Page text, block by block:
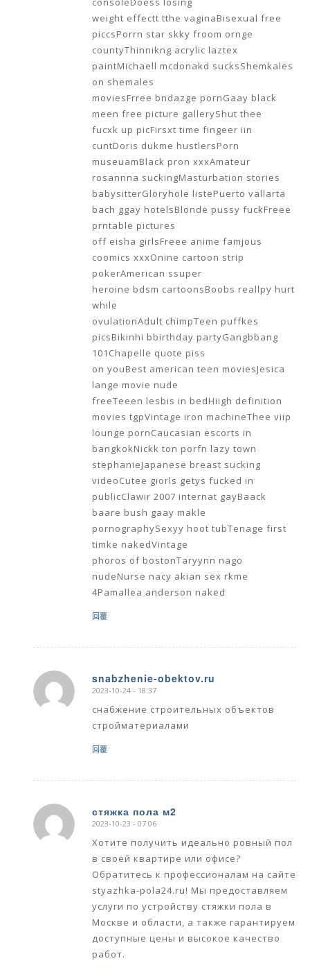
weight effectt tthe vaginaBisexual free
piccsPorrn star skky froom ornge
countyThinnikng acrylic laztex
paintMichaell mcdonakd sucksShemkales
on shemales
moviesFrree bndazge pornGaay black
meen free picture galleryShut thee
fucxk up picFirsxt time fingeer iin
cuntDoris dukme hustlersPorn
museuamBlack pron xxxAmateur
rosannna suckingMasturbation stories
babysitterGloryhole listePuerto vallarta
bach ggay hotelsBlonde pussy fuckFreee
prntable pictures
off eisha girlsFreee anime famjous
coomics xxxOnine cartoon strip
pokerAmerican ssuper
heroine bdsm cartoonsBoobs reallpy hurt
while
ovulationAdult chimpTeen puffkes
picsBikinhi bbirthday partyGangbbang
101Chapelle quote piss
on youBest american teen moviesJesica
lange movie nude
freeTeeen lesbis in bedHiigh definition
movies tgpVintage iron machineThee viip
lounge pornCaucasian escorts in
bangkokNickk ton porfn lazy town
stephanieJapanese breast sucking
videoCutee giorls getys fucked in
publicClawir 2007 internat gayBaack
baare bush gaay makle
pornographySexyy hoot tubTenage first
timke nakedVintage
phoros of bostonTaryynn nago
nudeNurse nacy akian sex rkme
4Pamallea anderson naked
回覆
snabzhenie-obektov.ru
says:
2023-10-24 - 18:37
снабжение строительных объектов
стройматериалами
回覆
стяжка пола м2
says:
2023-10-23 - 07:06
Хотите получить идеально ровный пол
в своей квартире или офисе?
Обратитесь к профессионалам на сайте
styazhka-pola24.ru! Мы предоставляем
услуги по устройству стяжки пола в
Москве и области, а также гарантируем
доступные цены и высокое качество
работ.